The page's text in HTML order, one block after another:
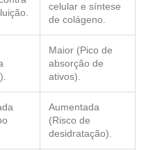
celular e síntese
de colágeno.
Maior (Pico de
absorção de
ativos).
Aumentada
(Risco de
desidratação).